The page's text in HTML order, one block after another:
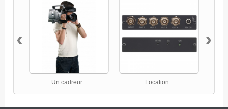
Un cadreur... Location...
‹ ›